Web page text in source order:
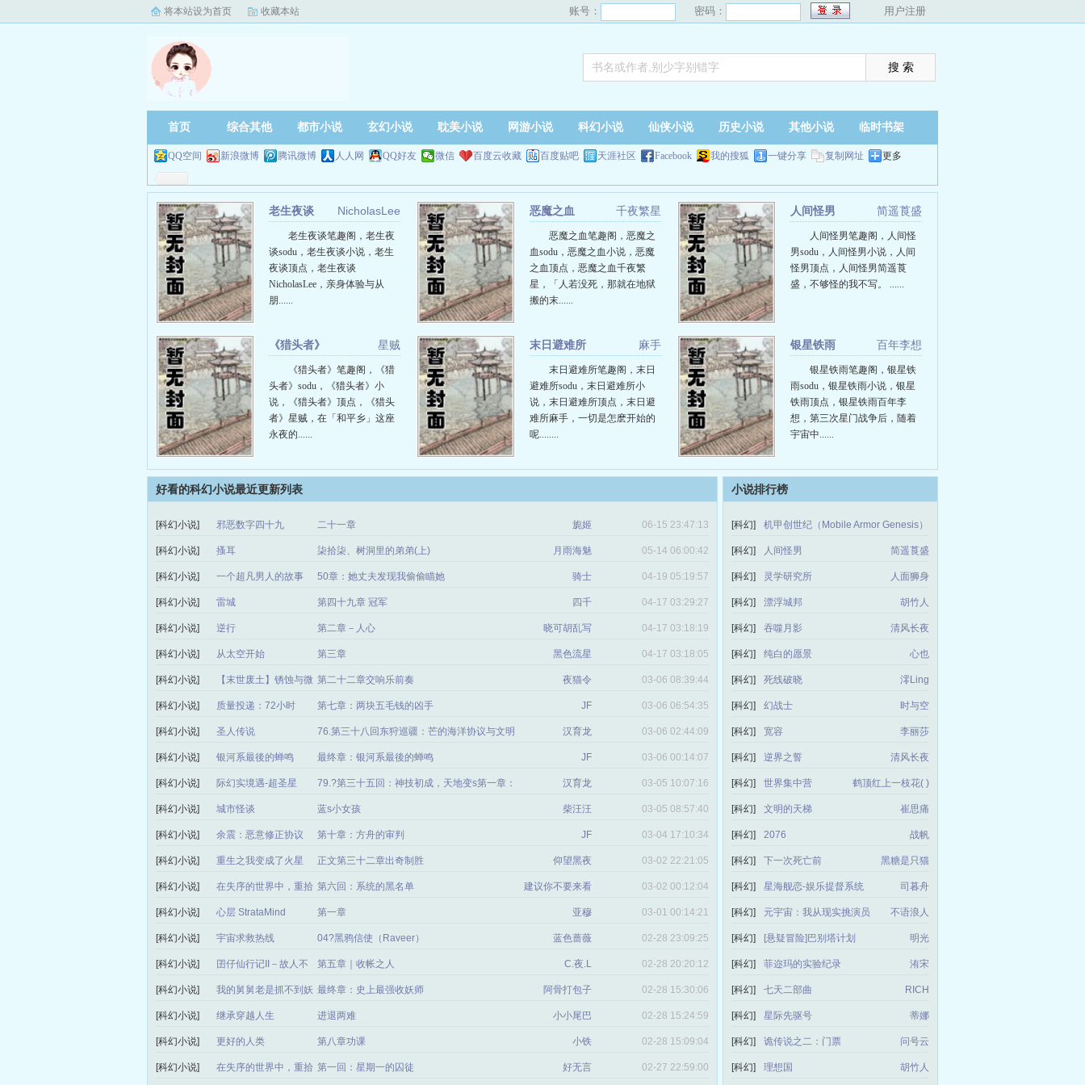
将本站设为首页 收藏本站 账号： 密码： 用户注册
首页 综合其他 都市小说 玄幻小说 耽美小说 网游小说 科幻小说 仙侠小说 历史小说 其他小说 临时书架
QQ空间 新浪微博 腾讯微博 人人网 QQ好友 微信 百度云收藏 百度贴吧 天涯社区 Facebook 我的搜狐 一键分享 复制网址 更多
NicholasLee
老生夜谈
老生夜谈笔趣阁，老生夜
谈sodu，老生夜谈小说，老生
夜谈顶点，老生夜谈
NicholasLee，亲身体验与从
朋......
千夜繁星
恶魔之血
恶魔之血笔趣阁，恶魔之
血sodu，恶魔之血小说，恶魔
之血顶点，恶魔之血千夜繁
星，「人若没死，那就在地狱
搬的末......
简遥莨盛
人间怪男
人间怪男笔趣阁，人间怪
男sodu，人间怪男小说，人间
怪男顶点，人间怪男简遥莨
盛，不够怪的我不写。 ......
星贼
《猎头者》
《猎头者》笔趣阁，《猎
头者》sodu，《猎头者》小
说，《猎头者》顶点，《猎头
者》星贼，在「和平乡」这座
永夜的......
麻手
末日避难所
末日避难所笔趣阁，末日
避难所sodu，末日避难所小
说，末日避难所顶点，末日避
难所麻手，一切是怎麽开始的
呢........
百年李想
银星铁雨
银星铁雨笔趣阁，银星铁
雨sodu，银星铁雨小说，银星
铁雨顶点，银星铁雨百年李
想，第三次星门战争后，随着
宇宙中......
好看的科幻小说最近更新列表
[科幻小说] 邪恶数字四十九 二十一章 旎姬 06-15 23:47:13
[科幻小说] 搔耳 柒拾柒、树洞里的弟弟(上) 月雨海魅 05-14 06:00:42
[科幻小说] 一个超凡男人的故事 50章：她丈夫发现我偷偷瞄她 骑士 04-19 05:19:57
[科幻小说] 雷城 第四十九章 冠军 四千 04-17 03:29:27
[科幻小说] 逆行 第二章－人心 晓可胡乱写 04-17 03:18:19
[科幻小说] 从太空开始 第三章 黑色流星 04-17 03:18:05
[科幻小说]
【末世废土】锈蚀与微
光
第二十二章交响乐前奏 夜猫令 03-06 08:39:44
[科幻小说] 质量投递：72小时 第七章：两块五毛钱的凶手 JF 03-06 06:54:35
[科幻小说] 圣人传说
76.第三十八回东狩巡疆：芒的海洋协议与文明
拓荒第三章：【海天一s：老丘地宫与超圣星的
汉育龙 03-06 02:44:09
[科幻小说] 银河系最後的蝉鸣 最终章：银河系最後的蝉鸣 JF 03-06 00:14:07
[科幻小说] 际幻实境遇-超圣星
79.?第三十五回：神技初成，天地变s第一章：
霸王卸甲，力拔山河气盖世
汉育龙 03-05 10:07:16
[科幻小说] 城市怪谈 蓝s小女孩 柴汪汪 03-05 08:57:40
[科幻小说] 余震：恶意修正协议 第十章：方舟的审判 JF 03-04 17:10:34
[科幻小说] 重生之我变成了火星 正文第三十二章出奇制胜 仰望黑夜 03-02 22:21:05
[科幻小说]
在失序的世界中，重拾
爱与自我 -- 第一部曲：
第六回：系统的黑名单 建议你不要来看 03-02 00:12:04
[科幻小说] 心层 StrataMind 第一章 亚穆 03-01 00:14:21
[科幻小说] 宇宙求救热线 04?黑鸦信使（Raveer） 蓝色蔷薇 02-28 23:09:25
[科幻小说]
囝仔仙行记II－故人不
返
第五章｜收帐之人 C.夜.L 02-28 20:20:12
[科幻小说]
我的舅舅老是抓不到妖
—第一季
最终章：史上最强收妖师 阿骨打包子 02-28 15:30:06
[科幻小说] 继承穿越人生 进退两难 小小尾巴 02-28 15:24:59
[科幻小说] 更好的人类 第八章功课 小铁 02-28 15:09:04
[科幻小说]
在失序的世界中，重拾 第一回：星期一的囚徒 好无言 02-27 22:59:00
小说排行榜
[科幻]
机甲创世纪（Mobile Armor Genesis）
朵云
[科幻] 人间怪男 简遥莨盛
[科幻] 灵学研究所 人面狮身
[科幻] 漂浮城邦 胡竹人
[科幻] 吞噬月影 清风长夜
[科幻] 纯白的愿景 心也
[科幻] 死线破晓 澪Ling
[科幻] 幻战士 时与空
[科幻] 宽容 李丽莎
[科幻] 逆界之誓 清风长夜
[科幻] 世界集中营 鹤顶红上一枝花( )
[科幻] 文明的天梯 崔思痛
[科幻] 2076 战帆
[科幻] 下一次死亡前 黑糖是只猫
[科幻] 星海舰恋-娱乐提督系统 司暮舟
[科幻] 元宇宙：我从现实挑演员 不语浪人
[科幻] [悬疑冒险]巴别塔计划 明光
[科幻] 菲迩玛的实验纪录 洧宋
[科幻] 七天二部曲 RICH
[科幻] 星际先驱号 蒂娜
[科幻] 诡传说之二：门票 问号云
[科幻] 理想国 胡竹人